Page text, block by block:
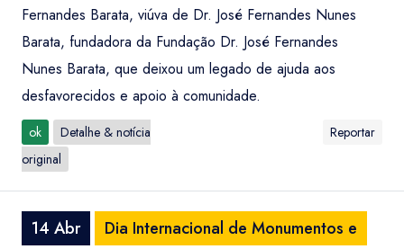
Fernandes Barata, viúva de Dr. José Fernandes Nunes
Barata, fundadora da Fundação Dr. José Fernandes
Nunes Barata, que deixou um legado de ajuda aos
desfavorecidos e apoio à comunidade.
ok
Detalhe & notícia
original
Reportar
14 Abr Dia Internacional de Monumentos e